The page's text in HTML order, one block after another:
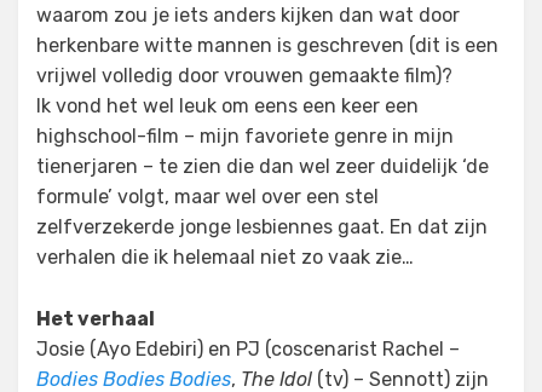
waarom zou je iets anders kijken dan wat door
herkenbare witte mannen is geschreven (dit is een
vrijwel volledig door vrouwen gemaakte film)?
Ik vond het wel leuk om eens een keer een
highschool-film – mijn favoriete genre in mijn
tienerjaren – te zien die dan wel zeer duidelijk ‘de
formule’ volgt, maar wel over een stel
zelfverzekerde jonge lesbiennes gaat. En dat zijn
verhalen die ik helemaal niet zo vaak zie…
Het verhaal
Josie (Ayo Edebiri) en PJ (coscenarist Rachel –
Bodies Bodies Bodies, The Idol (tv) – Sennott) zijn